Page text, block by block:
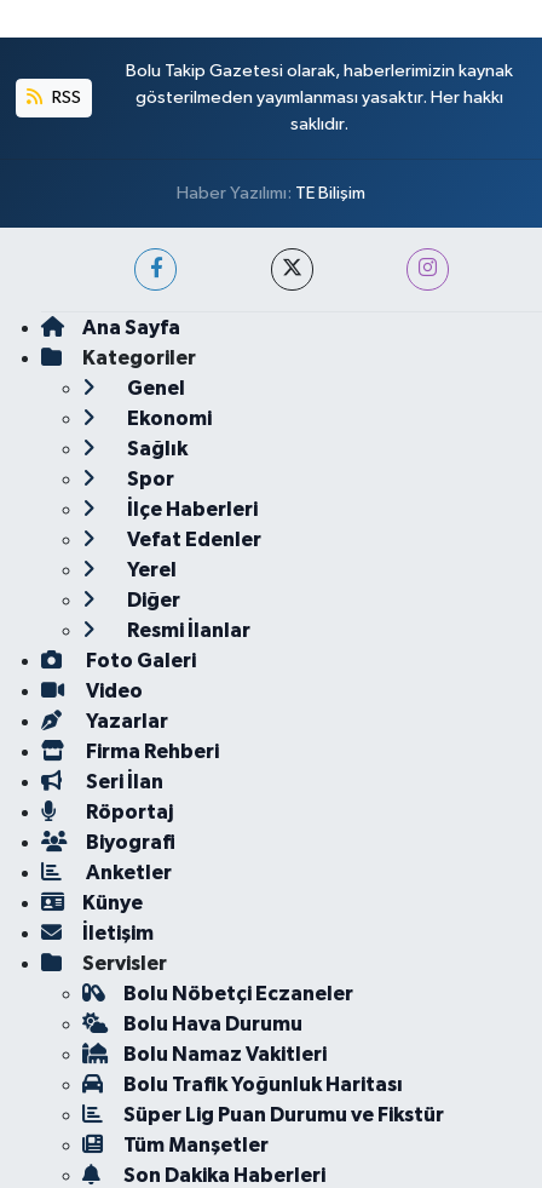
RSS
Bolu Takip Gazetesi olarak, haberlerimizin kaynak
gösterilmeden yayımlanması yasaktır. Her hakkı
saklıdır.
Haber Yazılımı: TE Bilişim
Ana Sayfa
Kategoriler
Genel
Ekonomi
Sağlık
Spor
İlçe Haberleri
Vefat Edenler
Yerel
Diğer
Resmi İlanlar
Foto Galeri
Video
Yazarlar
Firma Rehberi
Seri İlan
Röportaj
Biyografi
Anketler
Künye
İletişim
Servisler
Bolu Nöbetçi Eczaneler
Bolu Hava Durumu
Bolu Namaz Vakitleri
Bolu Trafik Yoğunluk Haritası
Süper Lig Puan Durumu ve Fikstür
Tüm Manşetler
Son Dakika Haberleri